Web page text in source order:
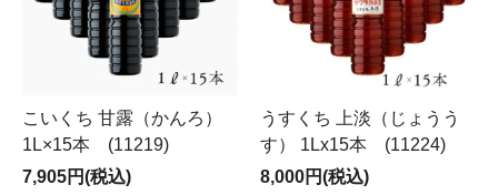
こいくち 甘露（かんろ）
1L×15本 (11219)
7,905円(税込)
うすくち 上淡（じょうう
す） 1Lx15本 (11224)
8,000円(税込)